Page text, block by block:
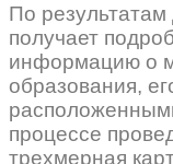
По результатам
получает
информацию о
образования,
процессе
трехмерная